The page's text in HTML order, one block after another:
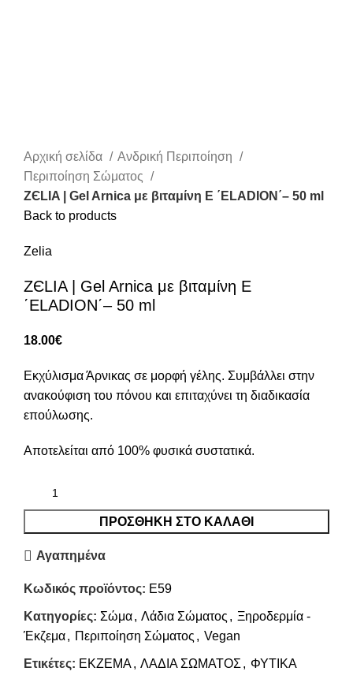
Αρχική σελίδα
Ανδρική Περιποίηση
Περιποίηση Σώματος
ZЄLIA | Gel Arnica με βιταμίνη Ε ΄ELADION΄– 50 ml
Back to products
Zelia
ZЄLIA | Gel Arnica με βιταμίνη Ε
΄ELADION΄– 50 ml
18.00€
Εκχύλισμα Άρνικας σε μορφή γέλης. Συμβάλλει στην
ανακούφιση του πόνου και επιταχύνει τη διαδικασία
επούλωσης.
Aποτελείται από 100% φυσικά συστατικά.
ΠΡΟΣΘΗΚΗ ΣΤΟ ΚΑΛΑΘΙ
Αγαπημένα
Κωδικός προϊόντος: E59
Κατηγορίες: Σώμα, Λάδια Σώματος , Ξηροδερμία -
Έκζεμα, Περιποίηση Σώματος , Vegan
Ετικέτες: ΕΚΖΕΜΑ, ΛΑΔΙΑ ΣΩΜΑΤΟΣ , ΦΥΤΙΚΑ